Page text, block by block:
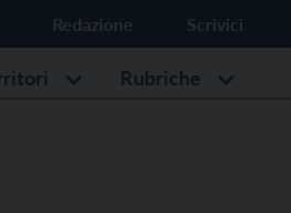
Redazione Scrivici
Rubriche